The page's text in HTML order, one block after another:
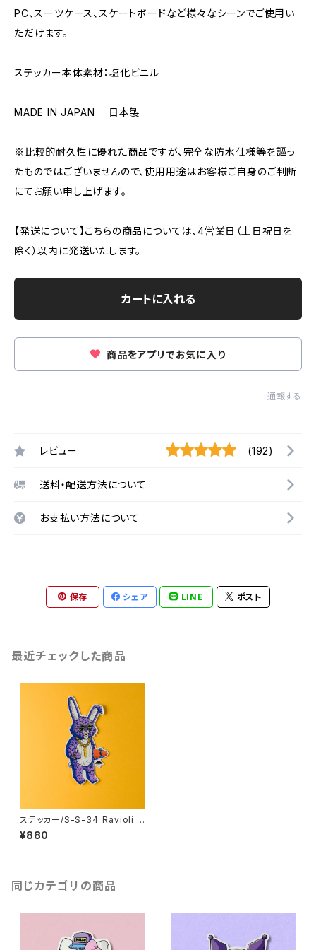
PC、スーツケース、スケートボードなど様々なシーンでご使用い
ただけます。
ステッカー本体素材：塩化ビニル
MADE IN JAPAN 日本製
※比較的耐久性に優れた商品ですが、完全な防水仕様等を謳っ
たものではございませんので、使用用途はお客様ご自身のご判断
にてお願い申し上げます。
【発送について】こちらの商品については、4営業日（土日祝日を
除く）以内に発送いたします。
カートに入れる
商品をアプリでお気に入り
通報する
レビュー (192)
送料・配送方法について
お支払い方法について
保存 シェア LINE ポスト
最近チェックした商品
ステッカー/S-S-34_Ravioli t
he Rabbit
¥880
同じカテゴリの商品